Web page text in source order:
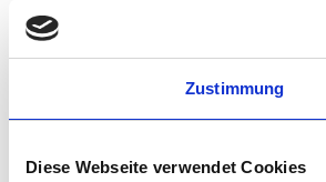
Zustimmung
Diese Webseite verwendet Cookies